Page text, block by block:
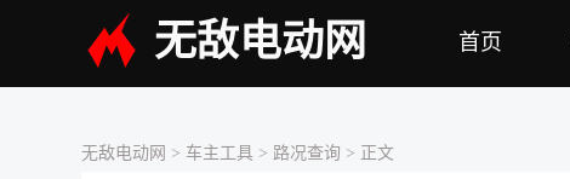
无敌电动网 首页
无敌电动网 > 车主工具 > 路况查询 > 正文